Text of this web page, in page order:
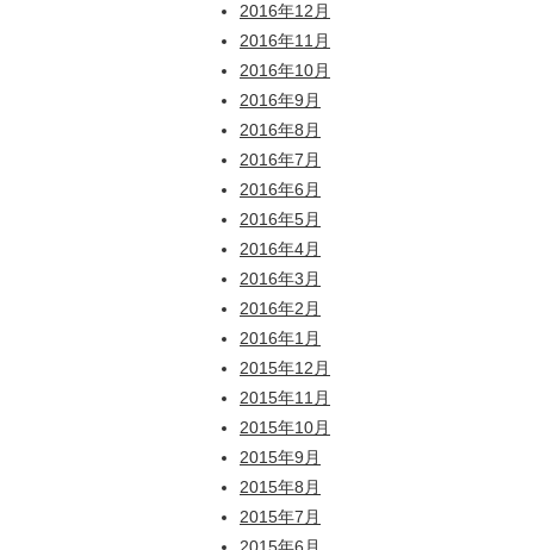
2016年12月
2016年11月
2016年10月
2016年9月
2016年8月
2016年7月
2016年6月
2016年5月
2016年4月
2016年3月
2016年2月
2016年1月
2015年12月
2015年11月
2015年10月
2015年9月
2015年8月
2015年7月